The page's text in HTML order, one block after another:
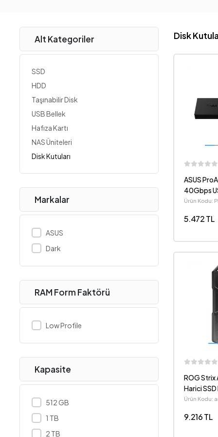
Alt Kategoriler
SSD
HDD
Taşınabilir Disk
USB Bellek
Hafıza Kartı
NAS Üniteleri
Disk Kutuları
Markalar
ASUS
Dark
RAM Form Faktörü
Low Profile
Kapasite
512 GB
1 TB
2 TB
Disk
ASUS
40Gbps
Ürün Kodu:
5.472 TL
ROG Strix
Harici
M.2 NVMe
Ürün Kodu:
9.216 TL